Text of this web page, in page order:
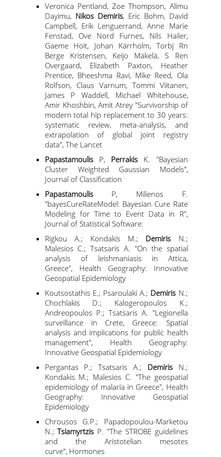
ΤΜΗΜΑ ΜΑΡΚΕΤΙΝΓΚ &
ΕΠΙΚΟΙΝΩΝΙΑΣ
ΣΧΟΛΗ ΕΠΙΣΤΗΜΩΝ ΚΑΙ
ΤΕΧΝΟΛΟΓΙΑΣ ΤΗΣ
ΠΛΗΡΟΦΟΡΙΑΣ
ΤΜΗΜΑ ΣΤΑΤΙΣΤΙΚΗΣ
ΜΕΤΑΠΤΥΧΙΑΚΑ
ΠΡΟΓΡΑΜΜΑΤΑ
ΜΕΤΑΠΤΥΧΙΑΚΩΝ
ΣΠΟΥΔΩΝ
ΕΡΕΥΝΑ
ΕΡΕΥΝΗΤΙΚΑ ΕΡΓΑΣΤΗΡΙΑ
ΔΙΔΑΚΤΟΡΙΚΑ & ΜΕΤΑ-
ΔΙΔΑΚΤΟΡΙΚΗ ΕΡΕΥΝΑ
ΥΠΗΡΕΣΙΕΣ
ΒΙΒΛΙΟΘΗΚΗ
WEBMAIL
UREGISTER
Veronica Pentland, Zoe Thompson, Alimu
Dayimu, Nikos Demiris, Eric Bohm, David
Campbell, Erik Lenguerrand, Anne Marie
Fenstad, Ove Nord Furnes, Nils Hailer,
Gaeme Hoit, Johan Kärrholm, Torbj Rn
Berge Kristensen, Keijo Mäkelä, S Ren
Overgaard, Elizabeth Paxton, Heather
Prentice, Bheeshma Ravi, Mike Reed, Ola
Rolfson, Claus Varnum, Tommi Viitanen,
James P Waddell, Michael Whitehouse,
Amir Khoshbin, Amit Atrey "Survivorship of
modern total hip replacement to 30 years:
systematic review, meta-analysis, and
extrapolation of global joint registry
data", The Lancet
Papastamoulis P, Perrakis K. "Bayesian
Cluster Weighted Gaussian Models",
Journal of Classification
Papastamoulis P, Milienos F.
"bayesCureRateModel: Bayesian Cure Rate
Modeling for Time to Event Data in R",
Journal of Statistical Software.
Rigkou A.; Kondakis M.; Demiris N.;
Malesios C.; Tsatsaris A. "On the spatial
analysis of leishmaniasis in Attica,
Greece", Health Geography: Innovative
Geospatial Epidemiology
Koutsostathis E.; Psaroulaki A.; Demiris N.;
Chochlakis D.; Kalogeropoulos K.;
Andreopoulos P.; Tsatsaris A. "Legionella
surveillance in Crete, Greece: Spatial
analysis and implications for public health
management", Health Geography:
Innovative Geospatial Epidemiology
Pergantas P.; Tsatsaris A.; Demiris N.;
Kondakis M.; Malesios C. "The geospatial
epidemiology of malaria in Greece", Health
Geography: Innovative Geospatial
Epidemiology
Chrousos G.P.; Papadopoulou-Marketou
N.;Tsiamyrtzis P. "The STROBE guidelines
and the Αristotelian mesotes
curve", Hormones